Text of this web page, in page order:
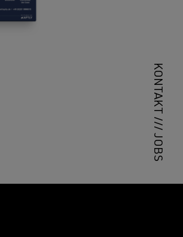
KONTAKT
///
JOBS